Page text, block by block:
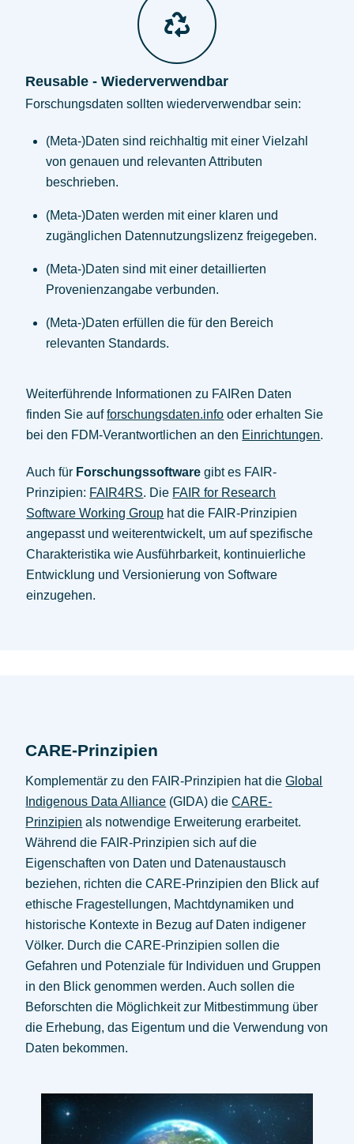
Reusable - Wiederverwendbar
Forschungsdaten sollten wiederverwendbar sein:
(Meta-)Daten sind reichhaltig mit einer Vielzahl
von genauen und relevanten Attributen
beschrieben.
(Meta-)Daten werden mit einer klaren und
zugänglichen Datennutzungslizenz freigegeben.
(Meta-)Daten sind mit einer detaillierten
Provenienzangabe verbunden.
(Meta-)Daten erfüllen die für den Bereich
relevanten Standards.
Weiterführende Informationen zu FAIRen Daten
finden Sie aufforschungsdaten.info oder erhalten Sie
bei den FDM-Verantwortlichen an den Einrichtungen.
Auch für Forschungssoftwaregibt es FAIR-
Prinzipien: FAIR4RS. Die FAIR for Research
Software Working Group hat die FAIR-Prinzipien
angepasst und weiterentwickelt, um auf spezifische
Charakteristika wie Ausführbarkeit, kontinuierliche
Entwicklung und Versionierung von Software
einzugehen.
CARE-Prinzipien
Komplementär zu den FAIR-Prinzipien hat dieGlobal
Indigenous Data Alliance (GIDA) dieCARE-
Prinzipien als notwendige Erweiterung erarbeitet.
Während die FAIR-Prinzipien sich auf die
Eigenschaften von Daten und Datenaustausch
beziehen, richten die CARE-Prinzipien den Blick auf
ethische Fragestellungen, Machtdynamiken und
historische Kontexte in Bezug auf Daten indigener
Völker. Durch die CARE-Prinzipien sollen die
Gefahren und Potenziale für Individuen und Gruppen
in den Blick genommen werden. Auch sollen die
Beforschten die Möglichkeit zur Mitbestimmung über
die Erhebung, das Eigentum und die Verwendung von
Daten bekommen.